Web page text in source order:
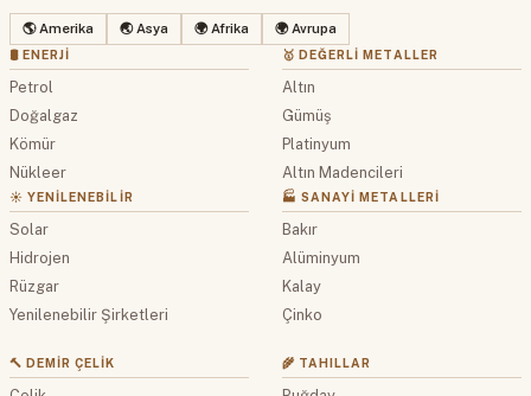
🌎 Amerika 🌏 Asya 🌍 Afrika 🌍 Avrupa
🛢 ENERJI
Petrol
Doğalgaz
Kömür
Nükleer
☀️ YENILENEBILIR
Solar
Hidrojen
Rüzgar
Yenilenebilir Şirketleri
🥇 DEĞERLI METALLER
Altın
Gümüş
Platinyum
Altın Madencileri
🏭 SANAYI METALLERI
Bakır
Alüminyum
Kalay
Çinko
🔨 DEMIR ÇELIK 🌾 TAHILLAR